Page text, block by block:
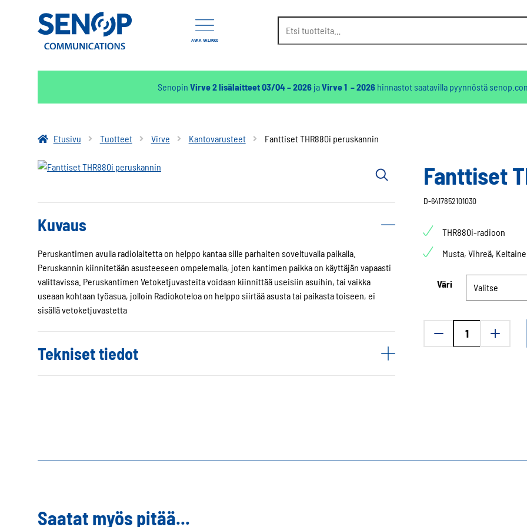
AVAA VALIKKO
Senopin Virve 2 lisälaitteet Q3/Q4 – 2026jaVirve 1 – 2026hinnastot saatavilla pyynnöstä
Etusivu
Tuotteet Virve Kantovarusteet Fanttiset THR880i peruskannin
Fanttiset
D-6417852101030
THR880i-radioon
Musta, Vihreä,
Väri
Kuvaus
Peruskantimen avulla radiolaitetta on helppo kantaa sille parhaiten soveltuvalla paikalla.
Peruskannin kiinnitetään asusteeseen ompelemalla, joten kantimen paikka on käyttäjän vapaasti
valittavissa. Peruskantimen Vetoketjuvasteita voidaan kiinnittää useisiin asuihin, tai vaikka
useaan kohtaan työasua, jolloin Radiokoteloa on helppo siirtää asusta tai paikasta toiseen, ei
sisällä vetoketjuvastetta
Tekniset tiedot
Saatat myös pitää...